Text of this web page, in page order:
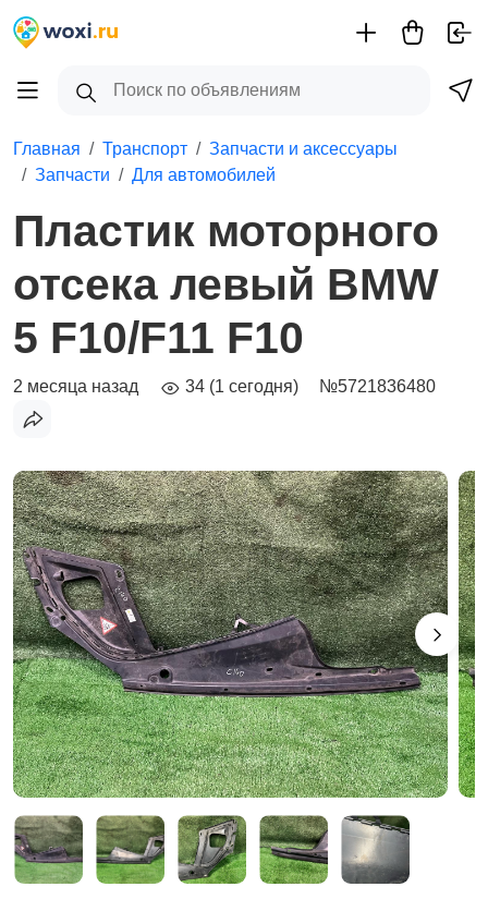
Главная Транспорт
Запчасти и аксессуары
Запчасти
Для автомобилей
Пластик моторного
отсека левый BMW
5 F10/F11 F10
2 месяца назад 34 (1 сегодня) №5721836480